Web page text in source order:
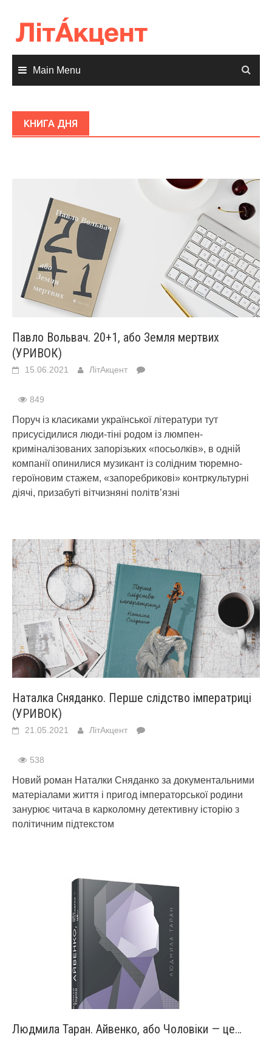
content
Main Menu
КНИГА ДНЯ
Павло Вольвач. 20+1, або Земля мертвих
(УРИВОК)
15.06.2021 ЛітАкцент
849
Поруч із класиками української літератури тут
присусідилися люди-тіні родом із люмпен-
криміналізованих запорізьких «посьолків», в одній
компанії опинилися музикант із солідним тюремно-
героїновим стажем, «запоребрикові» контркультурні
діячі, призабуті вітчизняні політв’язні
Наталка Сняданко. Перше слідство імператриці
(УРИВОК)
21.05.2021 ЛітАкцент
538
Новий роман Наталки Сняданко за документальними
матеріалами життя і пригод імператорської родини
занурює читача в карколомну детективну історію з
політичним підтекстом
Людмила Таран. Айвенко, або Чоловіки — це…